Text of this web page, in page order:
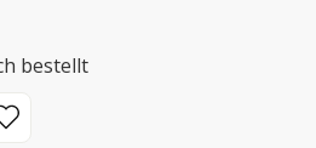
bestellt
Wert ein oder benutze